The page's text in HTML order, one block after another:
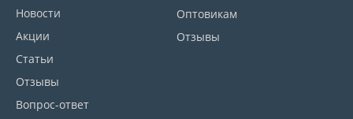
Новости
Акции
Статьи
Отзывы
Вопрос-ответ
Оптовикам
Отзывы